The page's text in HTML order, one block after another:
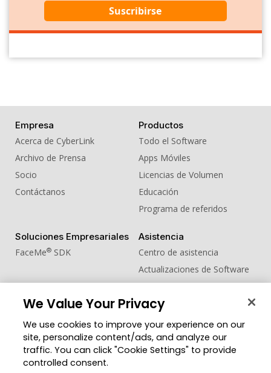
Suscribirse
Empresa
Acerca de CyberLink
Archivo de Prensa
Socio
Contáctanos
Productos
Todo el Software
Apps Móviles
Licencias de Volumen
Educación
Programa de referidos
Soluciones Empresariales
FaceMe® SDK
Asistencia
Centro de asistencia
Actualizaciones de Software
Centro de Aprendizaje
Zona de Miembros
Blog
Cambiar región
We Value Your Privacy
We use cookies to improve your experience on our
site, personalize content/ads, and analyze our
traffic. You can click "Cookie Settings" to provide
controlled consent.